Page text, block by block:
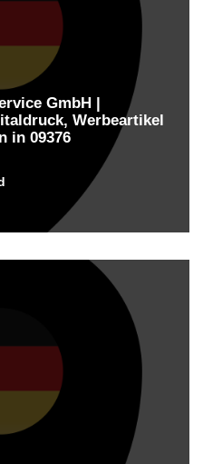
GmbH |
Werbeartikel
in 09376